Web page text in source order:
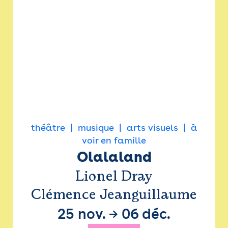
théâtre musique arts visuels
à
voir en famille
Olalaland
Lionel Dray
Clémence Jeanguillaume
25 nov. → 06 déc.